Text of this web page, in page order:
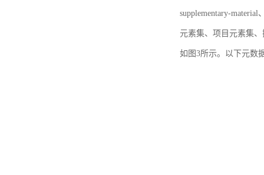
supplementary-
元素集、项目元素集
如图3所示。以下元数